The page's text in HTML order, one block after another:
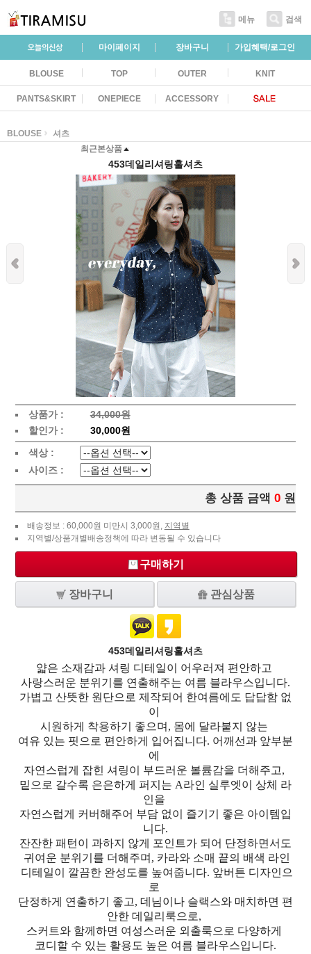
메뉴 검색
마이페이지 장바구니 가입혜택/로그인
BLOUSE TOP OUTER KNIT
PANTS&SKIRT ONEPIECE ACCESSORY
BLOUSE
셔츠
최근본상품
453데일리셔링훌셔츠
상품가 :
34,000원
할인가 :
30,000원
색상 :
사이즈 :
총 상품 금액 0 원
배송정보 : 60,000원 미만시 3,000원, 지역별
지역별/상품개별배송정책에 따라 변동될 수 있습니다
구매하기
장바구니 관심상품
453데일리셔링훌셔츠
얇은 소재감과 셔링 디테일이 어우러져 편안하고
사랑스러운 분위기를 연출해주는 여름 블라우스입니다.
가볍고 산뜻한 원단으로 제작되어 한여름에도 답답함 없
이
시원하게 착용하기 좋으며, 몸에 달라붙지 않는
여유 있는 핏으로 편안하게 입어집니다. 어깨선과 앞부분
에
자연스럽게 잡힌 셔링이 부드러운 볼륨감을 더해주고,
밑으로 갈수록 은은하게 퍼지는 A라인 실루엣이 상체 라
인을
자연스럽게 커버해주어 부담 없이 즐기기 좋은 아이템입
니다.
잔잔한 패턴이 과하지 않게 포인트가 되어 단정하면서도
귀여운 분위기를 더해주며, 카라와 소매 끝의 배색 라인
디테일이 깔끔한 완성도를 높여줍니다. 앞버튼 디자인으
로
단정하게 연출하기 좋고, 데님이나 슬랙스와 매치하면 편
안한 데일리룩으로,
스커트와 함께하면 여성스러운 외출룩으로 다양하게
코디할 수 있는 활용도 높은 여름 블라우스입니다.